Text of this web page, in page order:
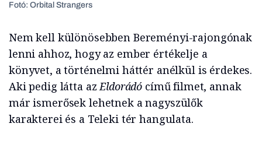
Fotó: Orbital Strangers
Nem kell különösebben Bereményi-rajongónak
lenni ahhoz, hogy az ember értékelje a
könyvet, a történelmi háttér anélkül is érdekes.
Aki pedig látta azEldorádó című filmet, annak
már ismerősek lehetnek a nagyszülők
karakterei és a Teleki tér hangulata.